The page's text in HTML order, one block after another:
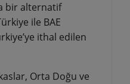
bir alternatif
ile BAE
ithal edilen
Orta Doğu ve